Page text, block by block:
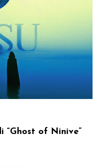
“Ghost of Ninive”